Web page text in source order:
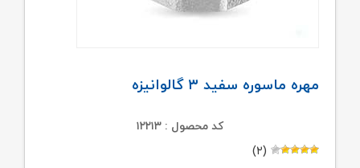
مهره ماسوره سفید ۳ گالوانیزه
کد محصول : ۱۲۲۱۳
(۲)